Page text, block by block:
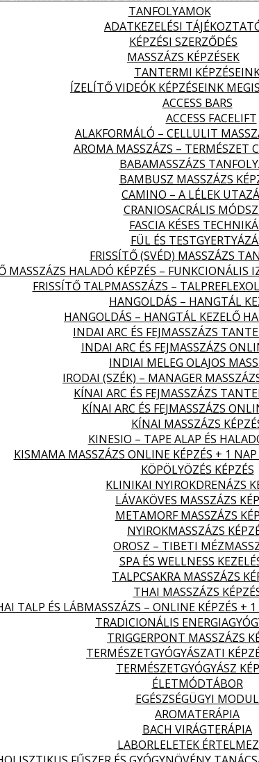
TANFOLYAMOK
ADATKEZELÉSI
KÉPZÉSI SZERZŐDÉS
MASSZÁZS KÉPZÉSEK
TANTERMI
ÍZELÍTŐ VIDEÓK KÉPZÉSEINK
ACCESS BARS
ACCESS FACELIFT
ALAKFORMÁLÓ – CELLULIT
AROMA MASSZÁZS – TERMÉSZET
BABAMASSZÁZS
BAMBUSZ MASSZÁZS
CAMINO – A LÉLEK
CRANIOSACRÁLIS
FASCIA KÉSES
FÜL ÉS
FRISSÍTŐ (SVÉD) MASSZÁZS
MASSZÁZS HALADÓ KÉPZÉS – FUNKCIONÁLIS
FRISSÍTŐ TALPMASSZÁZS –
HANGOLDÁS – HANGTÁL
HANGOLDÁS – HANGTÁL KEZELŐ
INDAI ARC ÉS FEJMASSZÁZS
INDAI ARC ÉS FEJMASSZÁZS
INDIAI MELEG OLAJOS
IRODAI (SZÉK) – MANAGER
KÍNAI ARC ÉS FEJMASSZÁZS
KÍNAI ARC ÉS FEJMASSZÁZS
KÍNAI MASSZÁZS
KINESIO – TAPE ALAP ÉS
KISMAMA MASSZÁZS ONLINE KÉPZÉS + 1
KÖPÖLYÖZÉS KÉPZÉS
KLINIKAI NYIROKDRENÁZS
LÁVAKÖVES MASSZÁZS
METAMORF MASSZÁZS
NYIROKMASSZÁZS
OROSZ – TIBETI
SPA ÉS WELLNESS
TALPCSAKRA MASSZÁZS
THAI MASSZÁZS
TALP ÉS LÁBMASSZÁZS – ONLINE KÉPZÉS +
TRADICIONÁLIS
TRIGGERPONT MASSZÁZS
TERMÉSZETGYÓGYÁSZATI
TERMÉSZETGYÓGYÁSZ
ÉLETMÓDTÁBOR
EGÉSZSÉGÜGYI MODUL
AROMATERÁPIA
BACH VIRÁGTERÁPIA
LABORLELETEK